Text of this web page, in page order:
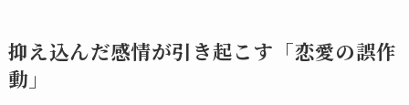
抑え込んだ感情が引き起こす「恋愛の誤作
動」